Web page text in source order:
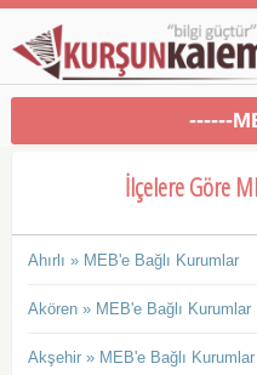
------
İlçelere Göre
Ahırlı » MEB'e Bağlı Kurumlar
Akören » MEB'e Bağlı Kurumlar
Akşehir » MEB'e Bağlı Kurumlar